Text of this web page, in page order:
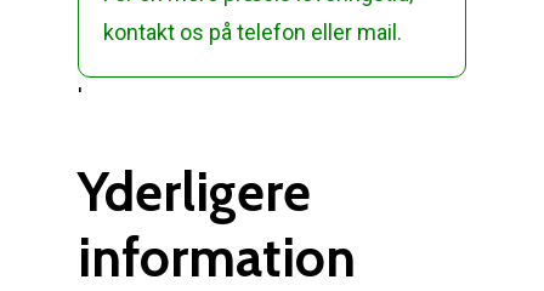
kontakt os på telefon eller mail.
'
Yderligere
information